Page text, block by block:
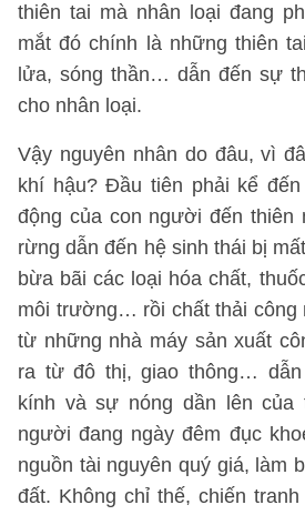
thiên tai mà nhân loại đang
mắt đó chính là những thiên
lửa, sóng thần… dẫn đến sự
cho nhân loại.
Vậy nguyên nhân do đâu, vì
khí hậu? Đầu tiên phải kể
động của con người đến thiên
rừng dẫn đến hệ sinh thái bị
bừa bãi các loại hóa chất,
môi trường… rồi chất thải công
từ những nhà máy sản xuất
ra từ đô thị, giao thông…
kính và sự nóng dần lên của
người đang ngày đêm đục
nguồn tài nguyên quý giá, làm
đất. Không chỉ thế, chiến